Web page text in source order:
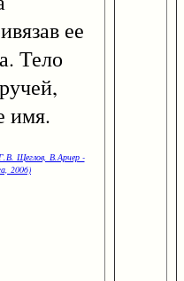
ее
Тело
имя.
Щеглов, В.Арчер -
2006)